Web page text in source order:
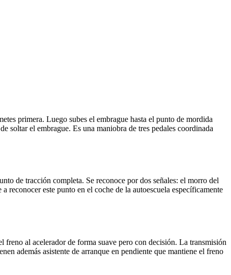
primera. Luego subes el embrague hasta el punto de mordida
soltar el embrague. Es una maniobra de tres pedales coordinada
de tracción completa. Se reconoce por dos señales: el morro del
reconocer este punto en el coche de la autoescuela específicamente
al acelerador de forma suave pero con decisión. La transmisión
además asistente de arranque en pendiente que mantiene el freno